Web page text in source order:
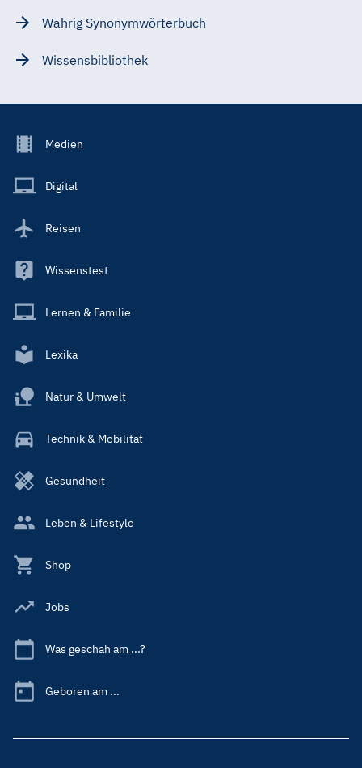
Wahrig Synonymwörterbuch
Wissensbibliothek
Footer
Main
Medien
Digital
Reisen
Wissenstest
Lernen & Familie
Lexika
Natur & Umwelt
Technik & Mobilität
Gesundheit
Leben & Lifestyle
Shop
Jobs
Was geschah am ...?
Geboren am ...